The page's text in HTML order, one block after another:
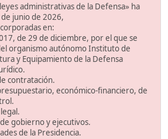
administrativas de la Defensa» ha
junio de 2026,
en:
de 29 de diciembre, por el que se
organismo autónomo Instituto de
y Equipamiento de la Defensa
contratación.
económico-financiero, de
gobierno y ejecutivos.
de la Presidencia.